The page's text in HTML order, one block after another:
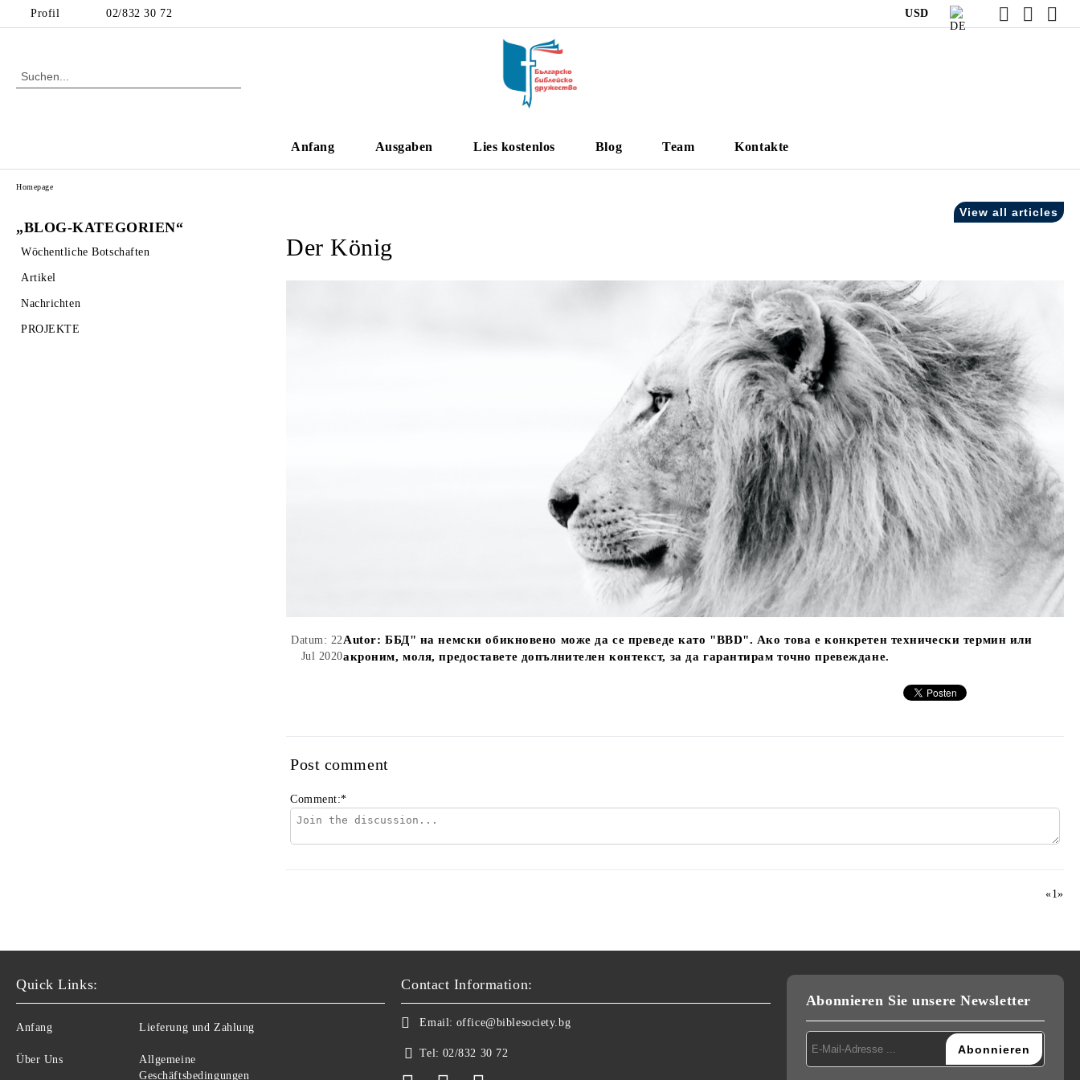
Profil 02/832 30 72 USD
Anfang Ausgaben Lies kostenlos Blog Team Kontakte
„BLOG-KATEGORIEN“
Wöchentliche Botschaften
Artikel
Nachrichten
PROJEKTE
Homepage
View all articles
Der König
Datum: 22
Jul 2020
Autor: ББД" на немски обикновено може да се преведе като "BBD". Ако това е конкретен технически термин или
акроним, моля, предоставете допълнителен контекст, за да гарантирам точно превеждане.
Post comment
Comment:*
«1»
Quick Links:
Anfang
Über Uns
Lieferung und Zahlung
Allgemeine
Geschäftsbedingungen
Contact Information:
Email: office@biblesociety.bg
Tel: 02/832 30 72
Abonnieren Sie unsere Newsletter